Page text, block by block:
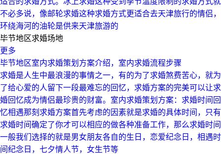
不必多说，像邮轮求婚这种求婚方式更适合去天津旅行的情侣，
环绕海河的油轮是供来天津旅游的
毕节地区求婚场地
更多
毕节地区室内求婚策划方案介绍，室内求婚流程步骤
求婚是人生中最浪漫的事情之一，有的为了求婚煞费苦心，就为
了给心爱的人留下一段最难忘的回忆，求婚方案的完美可以让求
婚回忆成为情侣最珍贵的财富。室内求婚策划方案：求婚时间回
忆相遇那刻求婚方案首先考虑的因素就是求婚的具体时间，只有
求婚时间确定了你才可以相应的做各种准备工作，那么求婚时间
一般我们选择的就是男女朋友各自的生日，恋爱纪念日，相遇时
间纪念日，七夕情人节，女生节等